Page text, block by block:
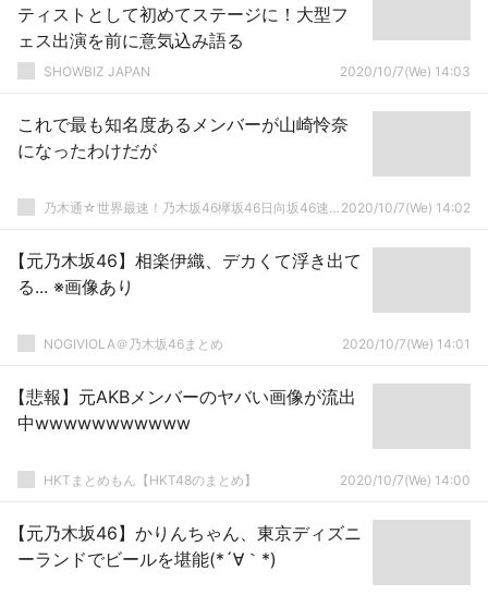
ティストとして初めてステージに！大型フ
ェス出演を前に意気込み語る
SHOWBIZ JAPAN 2020/10/7(We) 14:03
これで最も知名度あるメンバーが山崎怜奈
になったわけだが
乃木通☆世界最速！乃木坂46欅坂46日向坂46速報まとめ 2020/10/7(We) 14:02
【元乃木坂46】相楽伊織、デカくて浮き出て
る... ※画像あり
NOGIVIOLA＠乃木坂46まとめ 2020/10/7(We) 14:01
【悲報】元AKBメンバーのヤバい画像が流出
中wwwwwwwwwww
HKTまとめもん【HKT48のまとめ】 2020/10/7(We) 14:00
【元乃木坂46】かりんちゃん、東京ディズニ
ーランドでビールを堪能(*´∀｀*)